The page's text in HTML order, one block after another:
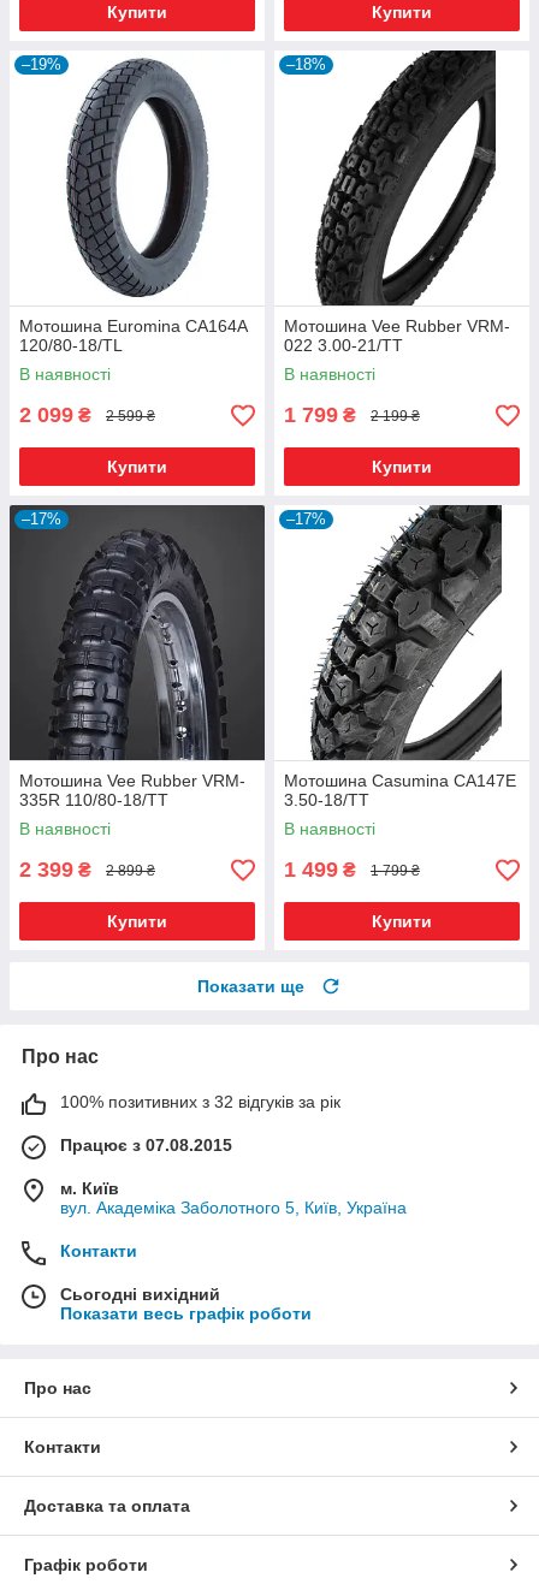
Купити Купити
–19%
Мотошина Euromina CA164A
120/80-18/TL
В наявності
2 099 ₴ 2 599 ₴
Купити
–18%
Мотошина Vee Rubber VRM-
022 3.00-21/TT
В наявності
1 799 ₴ 2 199 ₴
Купити
–17%
Мотошина Vee Rubber VRM-
335R 110/80-18/TT
В наявності
2 399 ₴ 2 899 ₴
Купити
–17%
Мотошина Casumina CA147E
3.50-18/TT
В наявності
1 499 ₴ 1 799 ₴
Купити
Показати ще
Про нас
100% позитивних з 32 відгуків за рік
Працює з 07.08.2015
м. Київ
вул. Академіка Заболотного 5, Київ, Україна
Контакти
Сьогодні вихідний
Показати весь графік роботи
Про нас
Контакти
Доставка та оплата
Графік роботи